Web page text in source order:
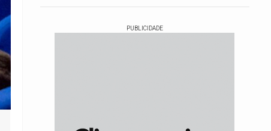
PUBLICIDADE